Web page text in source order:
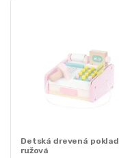
Detská drevená
ružová